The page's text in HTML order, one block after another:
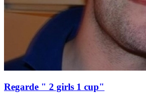
Regarde " 2 girls 1 cup"